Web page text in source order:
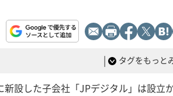
| タグをもっと
設した子会社「JPデジタル」は設立